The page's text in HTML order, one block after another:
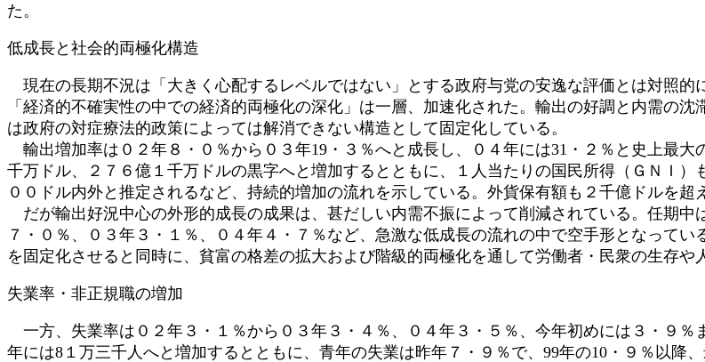
た。
低成長と社会的両極化構造
現在の長期不況は「大きく心配するレベルではない」とする政府与党の安逸な評価とは対照的
「経済的不確実性の中での経済的両極化の深化」は一層、加速化された。輸出の好調と内需の
は政府の対症療法的政策によっては解消できない構造として固定化している。
輸出増加率は０２年８・０％から０３年19・３％へと成長し、０４年には31・２％と史上最大
千万ドル、２７６億１千万ドルの黒字へと増加するとともに、１人当たりの国民所得（ＧＮＩ）
００ドル内外と推定されるなど、持続的増加の流れを示している。外貨保有額も２千億ドルを超
だが輸出好況中心の外形的成長の成果は、甚だしい内需不振によって削減されている。任期中
７・０％、０３年３・１％、０４年４・７％など、急激な低成長の流れの中で空手形となって
を固定化させると同時に、貧富の格差の拡大および階級的両極化を通して労働者・民衆の生存や
失業率・非正規職の増加
一方、失業率は０２年３・１％から０３年３・４％、０４年３・５％、今年初めには３・９％
年には8１万三千人へと増加するとともに、青年の失業は昨年７・９％で、99年の10・９％以降